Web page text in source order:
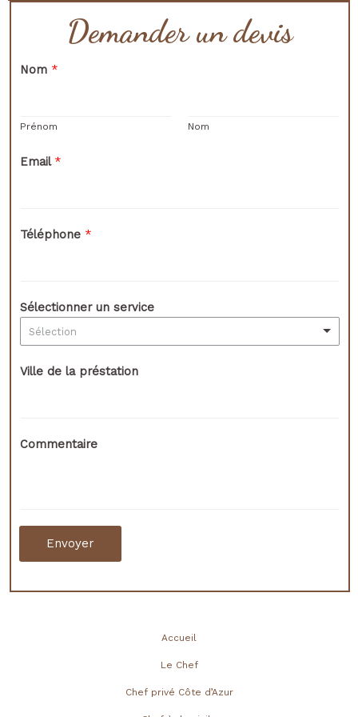
Demander un devis
Nom *
Prénom Nom
Email *
Téléphone *
Sélectionner un service
Sélection
Ville de la préstation
Commentaire
Envoyer
Accueil
Le Chef
Chef privé Côte d’Azur